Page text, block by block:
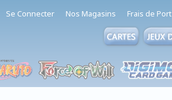
Se Connecter Nos Magasins Frais de Port